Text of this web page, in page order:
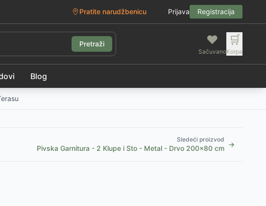
Pratite narudžbenicu Prijava Registracija
Pretraži ❤️
Sačuvano
🛒
Korpa
Blog
Sledeći proizvod
Pivska Garnitura - 2 Klupe i Sto - Metal - Drvo 200x80 cm →